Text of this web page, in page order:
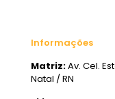
Informações
Matriz:Av. Cel.
Natal / RN